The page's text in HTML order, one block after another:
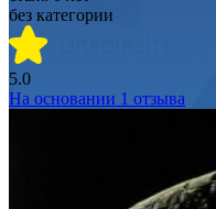
без категории
5.0
На основании 1 отзыва